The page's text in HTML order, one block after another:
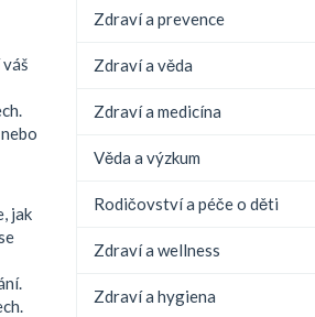
jak
Zdraví a prevence
Zdraví a věda
Zdraví a medicína
Věda a výzkum
Rodičovství a péče o děti
Zdraví a wellness
Zdraví a hygiena